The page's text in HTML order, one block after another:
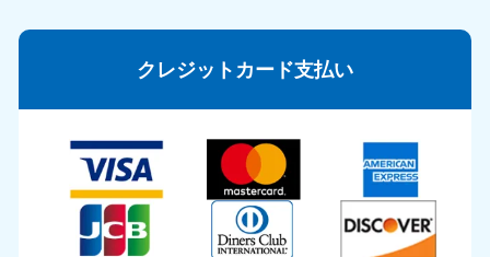
クレジットカード支払い